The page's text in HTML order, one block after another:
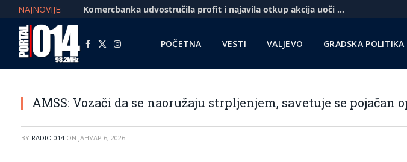
NAJNOVIJE: Komercbanka udvostručila profit i najavila otkup akcija uoči pregovora sa Unikreditom
Facebook
X
Instagram POČETNA VESTI VALJEVO GRADSKA POLITIKA
AMSS: Vozači da se naoružaju strpljenjem, savetuje se pojačan
BY RADIO 014 ON ЈАНУАР 6, 2026